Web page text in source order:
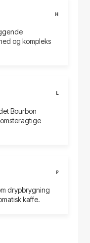
H
og kompleks
L
Bourbon
P
drypbrygning
kaffe.